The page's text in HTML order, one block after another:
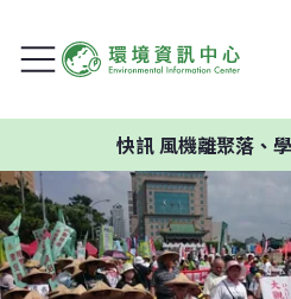
風機離聚落、學校過